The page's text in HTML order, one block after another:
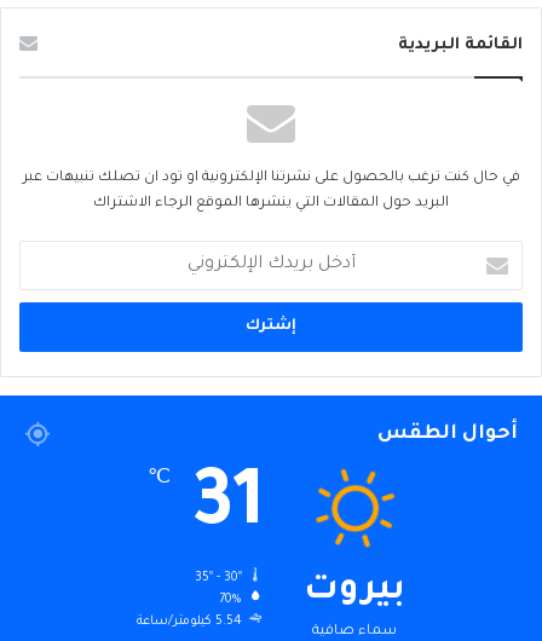
القائمة البريدية
في حال كنت ترغب بالحصول على نشرتنا الإلكترونية او تود ان تصلك تنبيهات عبر
البريد حول المقالات التي ينشرها الموقع الرجاء الاشتراك
بريدك
الإلكتروني
أحوال الطقس
بيروت
سماء صافية
31
℃
70%
5.54 كيلومتر/ساعة